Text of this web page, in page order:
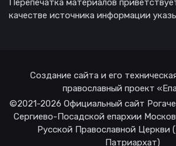
Перепечатка материалов
качестве источника информации
Создание сайта и его
православный проект
©2021-2026 Официальный сайт
Сергиево-Посадской епархии
Русской Православной Церкви
Патриархат)